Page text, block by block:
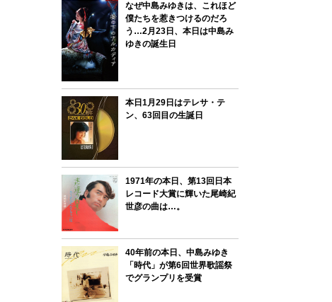
なぜ中島みゆきは、これほど
僕たちを惹きつけるのだろ
う…2月23日、本日は中島み
ゆきの誕生日
本日1月29日はテレサ・テ
ン、63回目の生誕日
1971年の本日、第13回日本
レコード大賞に輝いた尾崎紀
世彦の曲は…。
40年前の本日、中島みゆき
「時代」が第6回世界歌謡祭
でグランプリを受賞